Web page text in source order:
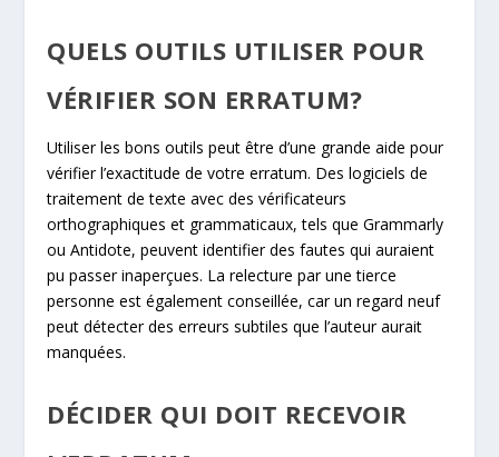
QUELS OUTILS UTILISER POUR
VÉRIFIER SON ERRATUM?
Utiliser les bons outils peut être d’une grande aide pour
vérifier l’exactitude de votre erratum. Des logiciels de
traitement de texte avec des vérificateurs
orthographiques et grammaticaux, tels que Grammarly
ou Antidote, peuvent identifier des fautes qui auraient
pu passer inaperçues. La relecture par une tierce
personne est également conseillée, car un regard neuf
peut détecter des erreurs subtiles que l’auteur aurait
manquées.
DÉCIDER QUI DOIT RECEVOIR